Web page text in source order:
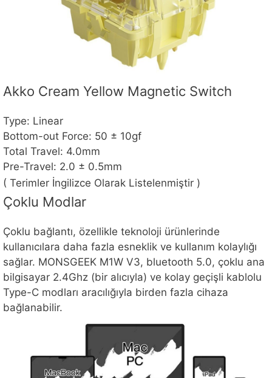
Akko Cream Yellow Magnetic Switch
Type: Linear
Bottom-out Force: 50 ± 10gf
Total Travel: 4.0mm
Pre-Travel: 2.0 ± 0.5mm
( Terimler İngilizce Olarak Listelenmiştir )
Çoklu Modlar
Çoklu bağlantı, özellikle teknoloji ürünlerinde
kullanıcılara daha fazla esneklik ve kullanım kolaylığı
sağlar. MONSGEEK M1W V3, bluetooth 5.0, çoklu ana
bilgisayar 2.4Ghz (bir alıcıyla) ve kolay geçişli kablolu
Type-C modları aracılığıyla birden fazla cihaza
bağlanabilir.